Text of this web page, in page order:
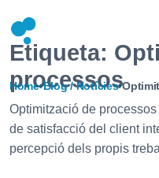
Home›Blog / Notícies›
Etiqueta:
processos
Optimització de
de satisfacció del client
percepció dels propis